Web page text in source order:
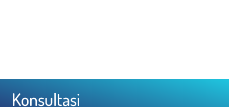
Konsultasi